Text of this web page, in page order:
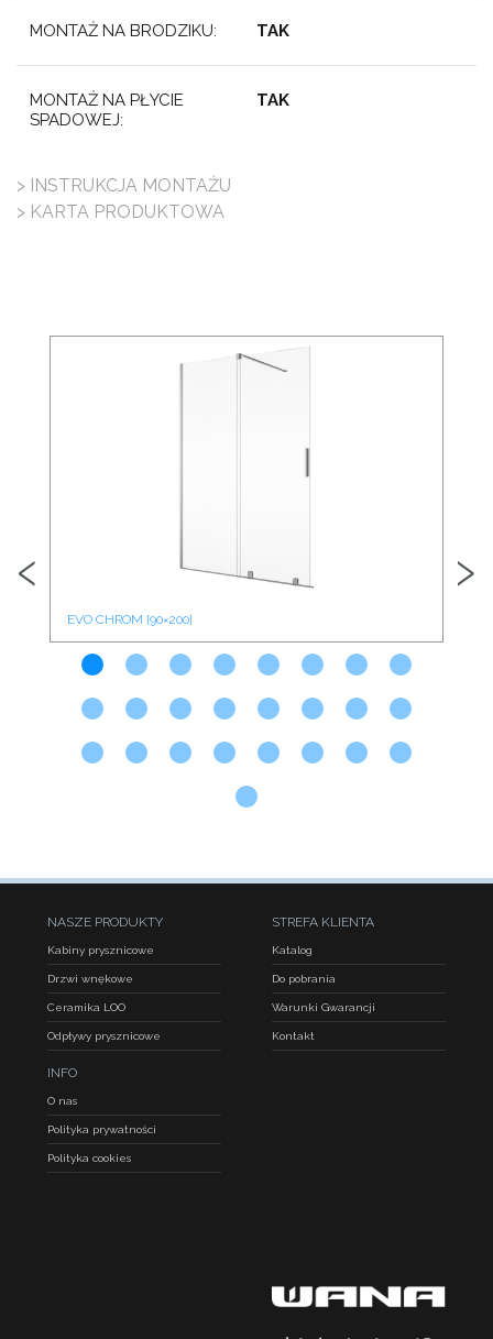
MONTAŻ NA BRODZIKU: TAK
MONTAŻ NA PŁYCIE
SPADOWEJ:
TAK
> INSTRUKCJA MONTAŻU
> KARTA PRODUKTOWA
EVO CHROM [90×200]
‹ ›
NASZE PRODUKTY
Kabiny prysznicowe
Drzwi wnękowe
Ceramika LOO
Odpływy prysznicowe
STREFA KLIENTA
Katalog
Do pobrania
Warunki Gwarancji
Kontakt
INFO
O nas
Polityka prywatności
Polityka cookies